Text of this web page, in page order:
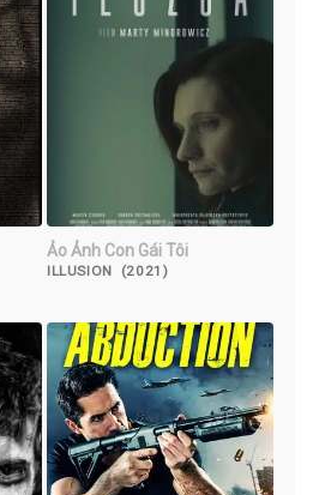
Ảo Ảnh Con Gái Tôi
ILLUSION (2021)